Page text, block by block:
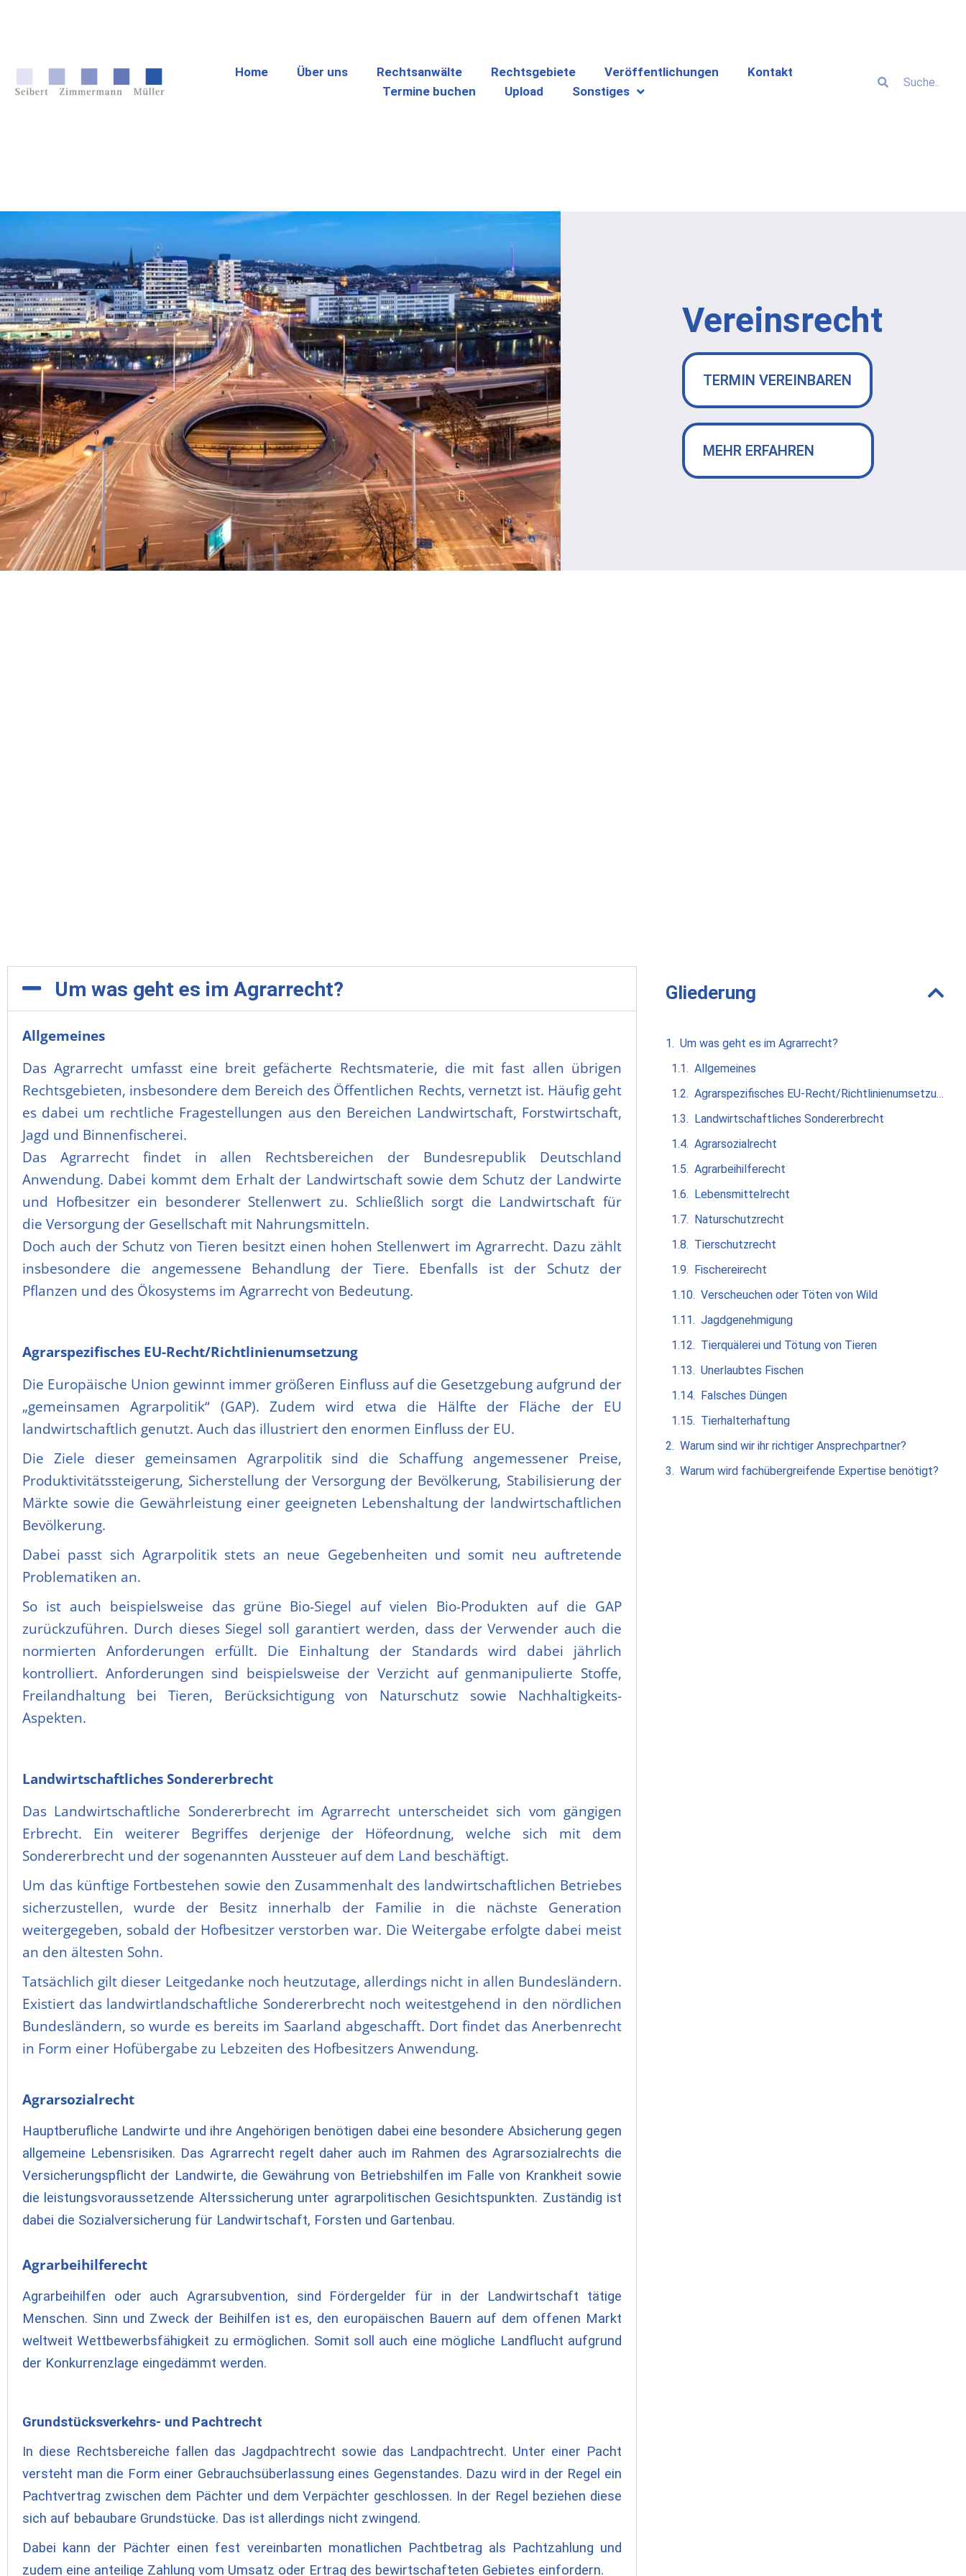
Home Über uns Rechtsanwälte Rechtsgebiete Veröffentlichungen
Kontakt
Termine buchen
Upload Sonstiges
Vereinsrecht
TERMIN VEREINBAREN
MEHR ERFAHREN
Um was geht es im Agrarrecht?
Allgemeines
Das Agrarrecht umfasst eine breit gefächerte Rechtsmaterie, die mit fast allen übrigen
Rechtsgebieten, insbesondere dem Bereich des Öffentlichen Rechts, vernetzt ist. Häufig geht
es dabei um rechtliche Fragestellungen aus den Bereichen Landwirtschaft, Forstwirtschaft,
Jagd und Binnenfischerei.
Das Agrarrecht findet in allen Rechtsbereichen der Bundesrepublik Deutschland
Anwendung. Dabei kommt dem Erhalt der Landwirtschaft sowie dem Schutz der Landwirte
und Hofbesitzer ein besonderer Stellenwert zu. Schließlich sorgt die Landwirtschaft für
die Versorgung der Gesellschaft mit Nahrungsmitteln.
Doch auch der Schutz von Tieren besitzt einen hohen Stellenwert im Agrarrecht. Dazu zählt
insbesondere die angemessene Behandlung der Tiere. Ebenfalls ist der Schutz der
Pflanzen und des Ökosystems im Agrarrecht von Bedeutung.
Agrarspezifisches EU-Recht/Richtlinienumsetzung
Die Europäische Union gewinnt immer größeren Einfluss auf die Gesetzgebung aufgrund der
„gemeinsamen Agrarpolitik“ (GAP). Zudem wird etwa die Hälfte der Fläche der EU
landwirtschaftlich genutzt. Auch das illustriert den enormen Einfluss der EU.
Die Ziele dieser gemeinsamen Agrarpolitik sind die Schaffung angemessener Preise,
Produktivitätssteigerung, Sicherstellung der Versorgung der Bevölkerung, Stabilisierung der
Märkte sowie die Gewährleistung einer geeigneten Lebenshaltung der landwirtschaftlichen
Bevölkerung.
Dabei passt sich Agrarpolitik stets an neue Gegebenheiten und somit neu auftretende
Problematiken an.
So ist auch beispielsweise das grüne Bio-Siegel auf vielen Bio-Produkten auf die GAP
zurückzuführen. Durch dieses Siegel soll garantiert werden, dass der Verwender auch die
normierten Anforderungen erfüllt. Die Einhaltung der Standards wird dabei jährlich
kontrolliert. Anforderungen sind beispielsweise der Verzicht auf genmanipulierte Stoffe,
Freilandhaltung bei Tieren, Berücksichtigung von Naturschutz sowie Nachhaltigkeits-
Aspekten.
Landwirtschaftliches Sondererbrecht
Das Landwirtschaftliche Sondererbrecht im Agrarrecht unterscheidet sich vom gängigen
Erbrecht. Ein weiterer Begriffes derjenige der Höfeordnung, welche sich mit dem
Sondererbrecht und der sogenannten Aussteuer auf dem Land beschäftigt.
Um das künftige Fortbestehen sowie den Zusammenhalt des landwirtschaftlichen Betriebes
sicherzustellen, wurde der Besitz innerhalb der Familie in die nächste Generation
weitergegeben, sobald der Hofbesitzer verstorben war. Die Weitergabe erfolgte dabei meist
an den ältesten Sohn.
Tatsächlich gilt dieser Leitgedanke noch heutzutage, allerdings nicht in allen Bundesländern.
Existiert das landwirtlandschaftliche Sondererbrecht noch weitestgehend in den nördlichen
Bundesländern, so wurde es bereits im Saarland abgeschafft. Dort findet das Anerbenrecht
in Form einer Hofübergabe zu Lebzeiten des Hofbesitzers Anwendung.
Agrarsozialrecht
Hauptberufliche Landwirte und ihre Angehörigen benötigen dabei eine besondere Absicherung gegen
allgemeine Lebensrisiken. Das Agrarrecht regelt daher auch im Rahmen des Agrarsozialrechts die
Versicherungspflicht der Landwirte, die Gewährung von Betriebshilfen im Falle von Krankheit sowie
die leistungsvoraussetzende Alterssicherung unter agrarpolitischen Gesichtspunkten. Zuständig ist
dabei die Sozialversicherung für Landwirtschaft, Forsten und Gartenbau.
Agrarbeihilferecht
Agrarbeihilfen oder auch Agrarsubvention, sind Fördergelder für in der Landwirtschaft tätige
Menschen. Sinn und Zweck der Beihilfen ist es, den europäischen Bauern auf dem offenen Markt
weltweit Wettbewerbsfähigkeit zu ermöglichen. Somit soll auch eine mögliche Landflucht aufgrund
der Konkurrenzlage eingedämmt werden.
Grundstücksverkehrs- und Pachtrecht
In diese Rechtsbereiche fallen das Jagdpachtrecht sowie das Landpachtrecht. Unter einer Pacht
versteht man die Form einer Gebrauchsüberlassung eines Gegenstandes. Dazu wird in der Regel ein
Pachtvertrag zwischen dem Pächter und dem Verpächter geschlossen. In der Regel beziehen diese
sich auf bebaubare Grundstücke. Das ist allerdings nicht zwingend.
Dabei kann der Pächter einen fest vereinbarten monatlichen Pachtbetrag als Pachtzahlung und
zudem eine anteilige Zahlung vom Umsatz oder Ertrag des bewirtschafteten Gebietes einfordern.
Gliederung
Um was geht es im Agrarrecht?
Allgemeines
Agrarspezifisches EU-Recht/Richtlinienumsetzung
Landwirtschaftliches Sondererbrecht
Agrarsozialrecht
Agrarbeihilferecht
Lebensmittelrecht
Naturschutzrecht
Tierschutzrecht
Fischereirecht
Verscheuchen oder Töten von Wild
Jagdgenehmigung
Tierquälerei und Tötung von Tieren
Unerlaubtes Fischen
Falsches Düngen
Tierhalterhaftung
Warum sind wir ihr richtiger Ansprechpartner?
Warum wird fachübergreifende Expertise benötigt?